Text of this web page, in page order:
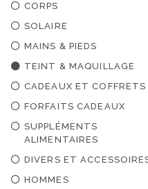
CORPS
SOLAIRE
MAINS & PIEDS
TEINT & MAQUILLAGE
CADEAUX ET COFFRETS
FORFAITS CADEAUX
SUPPLÉMENTS
ALIMENTAIRES
DIVERS ET
HOMMES